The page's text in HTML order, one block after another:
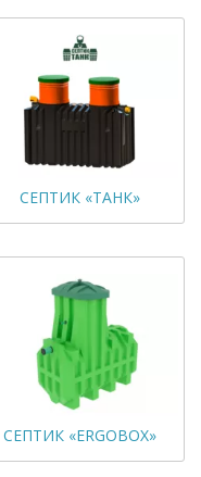
СЕПТИК «ТАНК»
СЕПТИК «ERGOBOX»